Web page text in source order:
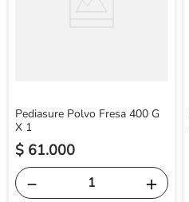
Pediasure Polvo Fresa 400 G
X 1
$ 61.000
＋
－